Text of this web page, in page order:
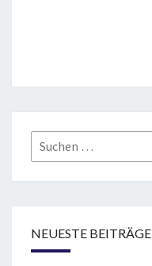
Suchen
nach:
NEUESTE BEITRÄGE